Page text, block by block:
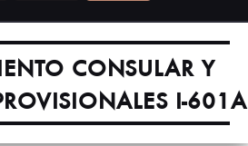
CONSULAR Y
I-601A